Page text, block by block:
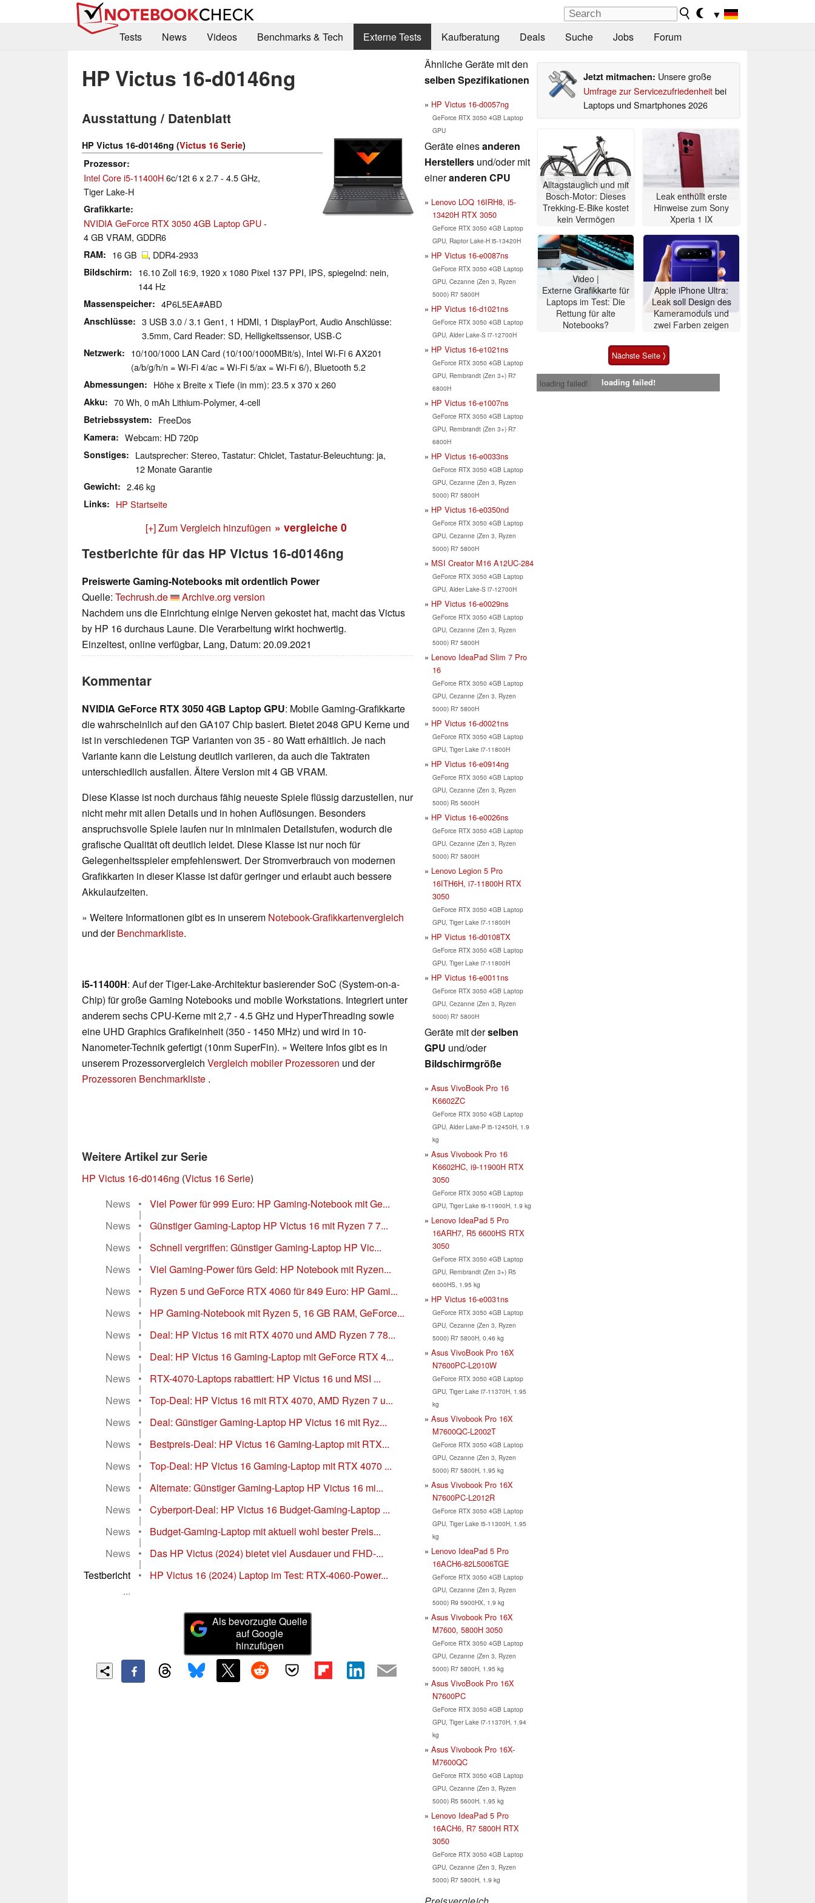
▼
Tests
News Videos Benchmarks & Tech Externe Tests Kaufberatung Deals Suche Jobs Forum
HP Victus 16-d0146ng
Ausstattung / Datenblatt
HP Victus 16-d0146ng (Victus 16 Serie)
Prozessor
Intel Core i5-11400H6c/12t 6 x 2.7 - 4.5 GHz,
Tiger Lake-H
Grafikkarte
NVIDIA GeForce RTX 3050 4GB Laptop GPU-
4 GB VRAM, GDDR6
RAM 16 GB , DDR4-2933
Bildschirm
16.10 Zoll 16:9, 1920 x 1080 Pixel 137 PPI, IPS, spiegelnd: nein,
144 Hz
Massenspeicher 4P6L5EA#ABD
Anschlüsse
3 USB 3.0 / 3.1 Gen1, 1 HDMI, 1 DisplayPort, Audio Anschlüsse:
3.5mm, Card Reader: SD, Helligkeitssensor, USB-C
Netzwerk
10/100/1000 LAN Card (10/100/1000MBit/s), Intel Wi-Fi 6 AX201
(a/b/g/h/n = Wi-Fi 4/ac = Wi-Fi 5/ax = Wi-Fi 6/), Bluetooth 5.2
Abmessungen Höhe x Breite x Tiefe (in mm): 23.5 x 370 x 260
Akku 70 Wh, 0 mAh Lithium-Polymer, 4-cell
Betriebssystem FreeDos
Kamera Webcam: HD 720p
Sonstiges
Lautsprecher: Stereo, Tastatur: Chiclet, Tastatur-Beleuchtung: ja,
12 Monate Garantie
Gewicht 2.46 kg
Links HP Startseite
[+] Zum Vergleich hinzufügen » vergleiche 0
Testberichte für das HP Victus 16-d0146ng
Preiswerte Gaming-Notebooks mit ordentlich Power
Quelle: Techrush.de
Archive.org version
Nachdem uns die Einrichtung einige Nerven gekostet hat, macht das Victus
by HP 16 durchaus Laune. Die Verarbeitung wirkt hochwertig.
Einzeltest, online verfügbar, Lang, Datum: 20.09.2021
Kommentar
NVIDIA GeForce RTX 3050 4GB Laptop GPU: Mobile Gaming-Grafikkarte
die wahrscheinlich auf den GA107 Chip basiert. Bietet 2048 GPU Kerne und
ist in verschiedenen TGP Varianten von 35 - 80 Watt erhältlich. Je nach
Variante kann die Leistung deutlich variieren, da auch die Taktraten
unterschiedlich ausfallen. Ältere Version mit 4 GB VRAM.
Diese Klasse ist noch durchaus fähig neueste Spiele flüssig darzustellen, nur
nicht mehr mit allen Details und in hohen Auflösungen. Besonders
anspruchsvolle Spiele laufen nur in minimalen Detailstufen, wodurch die
grafische Qualität oft deutlich leidet. Diese Klasse ist nur noch für
Gelegenheitsspieler empfehlenswert. Der Stromverbrauch von modernen
Grafikkarten in dieser Klasse ist dafür geringer und erlaubt auch bessere
Akkulaufzeiten.
» Weitere Informationen gibt es in unserem Notebook-Grafikkartenvergleich
und derBenchmarkliste.
i5-11400H: Auf der Tiger-Lake-Architektur basierender SoC (System-on-a-
Chip) für große Gaming Notebooks und mobile Workstations. Integriert unter
anderem sechs CPU-Kerne mit 2,7 - 4.5 GHz und HyperThreading sowie
eine UHD Graphics Grafikeinheit (350 - 1450 MHz) und wird in 10-
Nanometer-Technik gefertigt (10nm SuperFin). » Weitere Infos gibt es in
unserem Prozessorvergleich Vergleich mobiler Prozessoren und der
Prozessoren Benchmarkliste .
Weitere Artikel zur Serie
HP Victus 16-d0146ng (Victus 16 Serie)
News
• Viel Power für 999 Euro: HP Gaming-Notebook mit Ge...
|
News
• Günstiger Gaming-Laptop HP Victus 16 mit Ryzen 7 7...
|
News
• Schnell vergriffen: Günstiger Gaming-Laptop HP Vic...
|
News
• Viel Gaming-Power fürs Geld: HP Notebook mit Ryzen...
|
News
• Ryzen 5 und GeForce RTX 4060 für 849 Euro: HP Gami...
|
News
• HP Gaming-Notebook mit Ryzen 5, 16 GB RAM, GeForce...
|
News
• Deal: HP Victus 16 mit RTX 4070 und AMD Ryzen 7 78...
|
News
• Deal: HP Victus 16 Gaming-Laptop mit GeForce RTX 4...
|
News
• RTX-4070-Laptops rabattiert: HP Victus 16 und MSI ...
|
News
• Top-Deal: HP Victus 16 mit RTX 4070, AMD Ryzen 7 u...
|
News
• Deal: Günstiger Gaming-Laptop HP Victus 16 mit Ryz...
|
News
• Bestpreis-Deal: HP Victus 16 Gaming-Laptop mit RTX...
|
News
• Top-Deal: HP Victus 16 Gaming-Laptop mit RTX 4070 ...
|
News
• Alternate: Günstiger Gaming-Laptop HP Victus 16 mi...
|
News
• Cyberport-Deal: HP Victus 16 Budget-Gaming-Laptop ...
|
News
• Budget-Gaming-Laptop mit aktuell wohl bester Preis...
|
News
• Das HP Victus (2024) bietet viel Ausdauer und FHD-...
|
Testbericht
•
HP Victus 16 (2024) Laptop im Test: RTX-4060-Power...
...
Als bevorzugte Quelle
auf Google
hinzufügen
Ähnliche Geräte mit den
selben Spezifikationen
HP Victus 16-d0057ng
GeForce RTX 3050 4GB Laptop
GPU
Geräte einesanderen
Herstellers und/oder mit
eineranderen CPU
Lenovo LOQ 16IRH8, i5-
13420H RTX 3050
GeForce RTX 3050 4GB Laptop
GPU, Raptor Lake-H i5-13420H
HP Victus 16-e0087ns
GeForce RTX 3050 4GB Laptop
GPU, Cezanne (Zen 3, Ryzen
5000) R7 5800H
HP Victus 16-d1021ns
GeForce RTX 3050 4GB Laptop
GPU, Alder Lake-S i7-12700H
HP Victus 16-e1021ns
GeForce RTX 3050 4GB Laptop
GPU, Rembrandt (Zen 3+) R7
6800H
HP Victus 16-e1007ns
GeForce RTX 3050 4GB Laptop
GPU, Rembrandt (Zen 3+) R7
6800H
HP Victus 16-e0033ns
GeForce RTX 3050 4GB Laptop
GPU, Cezanne (Zen 3, Ryzen
5000) R7 5800H
HP Victus 16-e0350nd
GeForce RTX 3050 4GB Laptop
GPU, Cezanne (Zen 3, Ryzen
5000) R7 5800H
MSI Creator M16 A12UC-284
GeForce RTX 3050 4GB Laptop
GPU, Alder Lake-S i7-12700H
HP Victus 16-e0029ns
GeForce RTX 3050 4GB Laptop
GPU, Cezanne (Zen 3, Ryzen
5000) R7 5800H
Lenovo IdeaPad Slim 7 Pro
16
GeForce RTX 3050 4GB Laptop
GPU, Cezanne (Zen 3, Ryzen
5000) R7 5800H
HP Victus 16-d0021ns
GeForce RTX 3050 4GB Laptop
GPU, Tiger Lake i7-11800H
HP Victus 16-e0914ng
GeForce RTX 3050 4GB Laptop
GPU, Cezanne (Zen 3, Ryzen
5000) R5 5600H
HP Victus 16-e0026ns
GeForce RTX 3050 4GB Laptop
GPU, Cezanne (Zen 3, Ryzen
5000) R7 5800H
Lenovo Legion 5 Pro
16ITH6H, i7-11800H RTX
3050
GeForce RTX 3050 4GB Laptop
GPU, Tiger Lake i7-11800H
HP Victus 16-d0108TX
GeForce RTX 3050 4GB Laptop
GPU, Tiger Lake i7-11800H
HP Victus 16-e0011ns
GeForce RTX 3050 4GB Laptop
GPU, Cezanne (Zen 3, Ryzen
5000) R7 5800H
Geräte mit derselben
GPU und/oder
Bildschirmgröße
Asus VivoBook Pro 16
K6602ZC
GeForce RTX 3050 4GB Laptop
GPU, Alder Lake-P i5-12450H, 1.9
kg
Asus Vivobook Pro 16
K6602HC, i9-11900H RTX
3050
GeForce RTX 3050 4GB Laptop
GPU, Tiger Lake i9-11900H, 1.9 kg
Lenovo IdeaPad 5 Pro
16ARH7, R5 6600HS RTX
3050
GeForce RTX 3050 4GB Laptop
GPU, Rembrandt (Zen 3+) R5
6600HS, 1.95 kg
HP Victus 16-e0031ns
GeForce RTX 3050 4GB Laptop
GPU, Cezanne (Zen 3, Ryzen
5000) R7 5800H, 0.46 kg
Asus VivoBook Pro 16X
N7600PC-L2010W
GeForce RTX 3050 4GB Laptop
GPU, Tiger Lake i7-11370H, 1.95
kg
Asus Vivobook Pro 16X
M7600QC-L2002T
GeForce RTX 3050 4GB Laptop
GPU, Cezanne (Zen 3, Ryzen
5000) R7 5800H, 1.95 kg
Asus Vivobook Pro 16X
N7600PC-L2012R
GeForce RTX 3050 4GB Laptop
GPU, Tiger Lake i5-11300H, 1.95
kg
Lenovo IdeaPad 5 Pro
16ACH6-82L5006TGE
GeForce RTX 3050 4GB Laptop
GPU, Cezanne (Zen 3, Ryzen
5000) R9 5900HX, 1.9 kg
Asus Vivobook Pro 16X
M7600, 5800H 3050
GeForce RTX 3050 4GB Laptop
GPU, Cezanne (Zen 3, Ryzen
5000) R7 5800H, 1.95 kg
Asus VivoBook Pro 16X
N7600PC
GeForce RTX 3050 4GB Laptop
GPU, Tiger Lake i7-11370H, 1.94
kg
Asus Vivobook Pro 16X-
M7600QC
GeForce RTX 3050 4GB Laptop
GPU, Cezanne (Zen 3, Ryzen
5000) R5 5600H, 1.95 kg
Lenovo IdeaPad 5 Pro
16ACH6, R7 5800H RTX
3050
GeForce RTX 3050 4GB Laptop
GPU, Cezanne (Zen 3, Ryzen
5000) R7 5800H, 1.9 kg
Jetzt mitmachen: Unsere große
Umfrage zur Servicezufriedenheitbei
Laptops und Smartphones 2026
Alltagstauglich und mit
Bosch-Motor: Dieses
Trekking-E-Bike kostet
kein Vermögen
Leak enthüllt erste
Hinweise zum Sony
Xperia 1 IX
Video |
Externe Grafikkarte für
Laptops im Test: Die
Rettung für alte
Notebooks?
Apple iPhone Ultra:
Leak soll Design des
Kameramoduls und
zwei Farben zeigen
Nächste Seite ⟩
loading failed! loading failed!